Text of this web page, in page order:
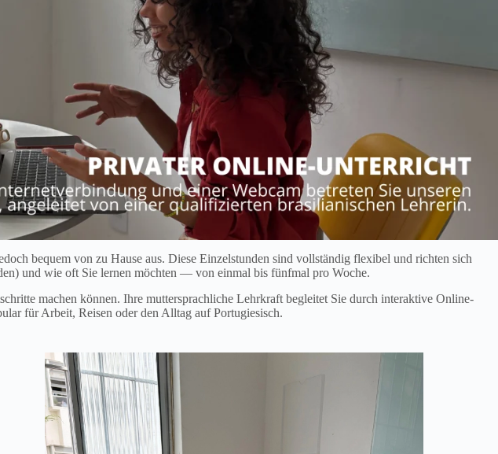
bequem von zu Hause aus. Diese Einzelstunden sind vollständig flexibel und richten sich
und wie oft Sie lernen möchten — von einmal bis fünfmal pro Woche.
machen können. Ihre muttersprachliche Lehrkraft begleitet Sie durch interaktive Online-
für Arbeit, Reisen oder den Alltag auf Portugiesisch.